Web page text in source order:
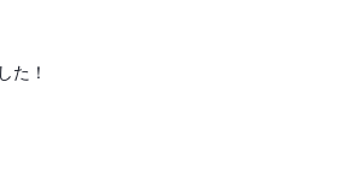
た！